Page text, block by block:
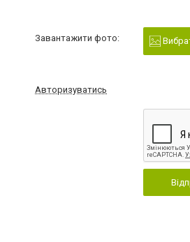
Завантажити фото:
Авторизуватись